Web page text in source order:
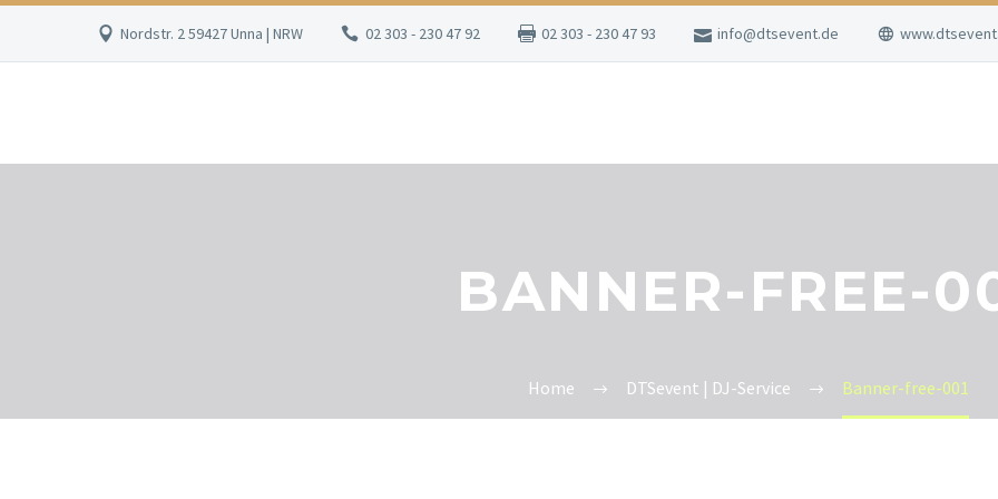
Nordstr. 2 59427 Unna | NRW 02 303 - 230 47 92 02 303 - 230 47 93 info@dtsevent.de
BANNER-FREE-
Home DTSevent | DJ-Service Banner-free-001